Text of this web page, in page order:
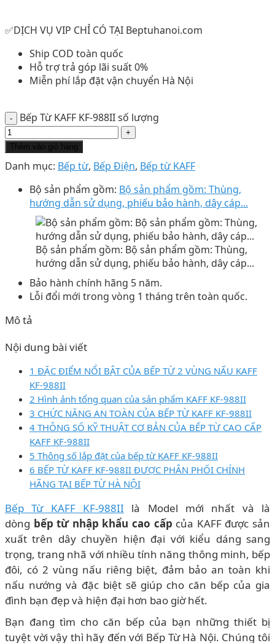
✅DỊCH VỤ VIP CHỈ CÓ TẠI Beptuhanoi.com
Ship COD toàn quốc
Hỗ trợ trả góp lãi suất 0%
Miễn phí lắp đặt vận chuyển Hà Nội
Bếp Từ KAFF KF-988II số lượng
Thêm vào giỏ hàng
Danh mục: Bếp từ, Bếp Điện, Bếp từ KAFF
Bộ sản phẩm gồm: Bộ sản phẩm gồm: Thùng,
hướng dẫn sử dụng, phiếu bảo hành, dây cáp...
Bộ sản phẩm gồm: Bộ sản phẩm gồm: Thùng,
hướng dẫn sử dụng, phiếu bảo hành, dây cáp...
Bảo hành chính hãng 5 năm.
Lỗi đổi mới trong vòng 1 tháng trên toàn quốc.
Mô tả
Nội dung bài viết
1 ĐẶC ĐIỂM NỔI BẬT CỦA BẾP TỪ 2 VÙNG NẤU KAFF
KF-988II
2 Hình ảnh tổng quan của sản phẩm KAFF KF-988II
3 CHỨC NĂNG AN TOÀN CỦA BẾP TỪ KAFF KF-988II
4 THÔNG SỐ KỸ THUẬT CƠ BẢN CỦA BẾP TỪ CAO CẤP
KAFF KF-988II
5 Thông số lắp đặt của bếp từ KAFF KF-988II
6 BẾP TỪ KAFF KF-988II ĐƯỢC PHÂN PHỐI CHÍNH
HÃNG TẠI BẾP TỪ HÀ NỘI
Bếp Từ KAFF KF-988II là Model mới nhất và là
dòng bếp từ nhập khẩu cao cấp của KAFF được sản
xuất trên dây chuyền hiện đại với kiểu dáng sang
trọng, trang nhã với nhiều tính năng thông minh, bếp
đôi, có 2 vùng nấu riêng biệt, đảm bảo an toàn khi
nấu nướng và đặc biệt sẽ giúp cho căn bếp của gia
đình bạn đẹp và hiện đại hơn bao giờ hết.
Bạn đang tìm cho căn bếp của bạn những thiết bị
tuyệt vời vậy thì hãy đến với Bếp Từ Hà Nội. Chúng tôi